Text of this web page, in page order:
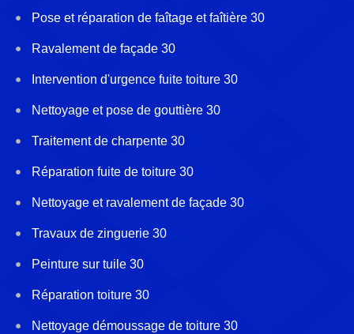
Pose et réparation de faîtage et faîtière 30
Ravalement de façade 30
Intervention d'urgence fuite toiture 30
Nettoyage et pose de gouttière 30
Traitement de charpente 30
Réparation fuite de toiture 30
Nettoyage et ravalement de façade 30
Travaux de zinguerie 30
Peinture sur tuile 30
Réparation toiture 30
Nettoyage démoussage de toiture 30